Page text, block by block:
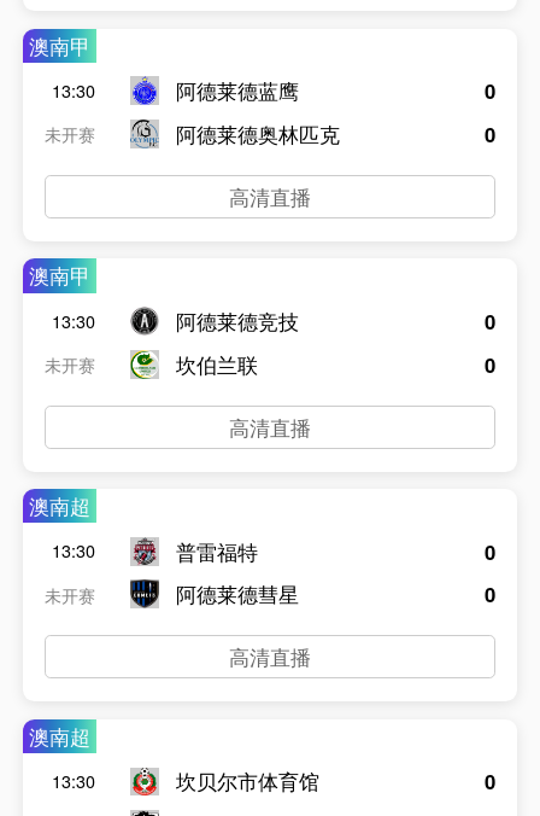
澳南甲
13:30
未开赛
阿德莱德蓝鹰
阿德莱德奥林匹克
0
0
高清直播
澳南甲
13:30
未开赛
阿德莱德竞技
坎伯兰联
0
0
高清直播
澳南超
13:30
未开赛
普雷福特
阿德莱德彗星
0
0
高清直播
澳南超
13:30
坎贝尔市体育馆
0